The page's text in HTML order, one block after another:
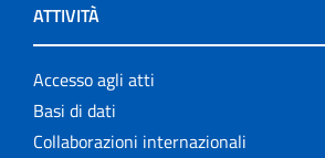
ATTIVITÀ
Accesso agli atti
Basi di dati
Collaborazioni internazionali